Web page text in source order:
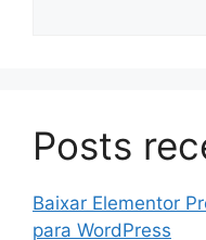
Posts
Baixar Elementor
para WordPress